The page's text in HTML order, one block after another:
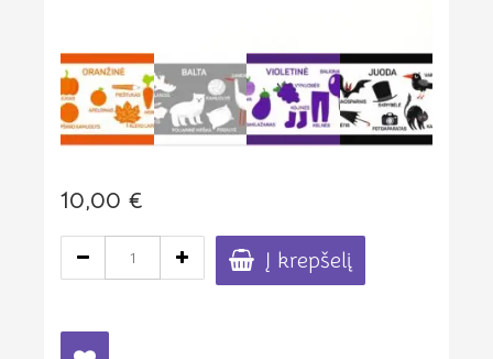
10,00 €
kiekis:
kortelės
Į krepšelį